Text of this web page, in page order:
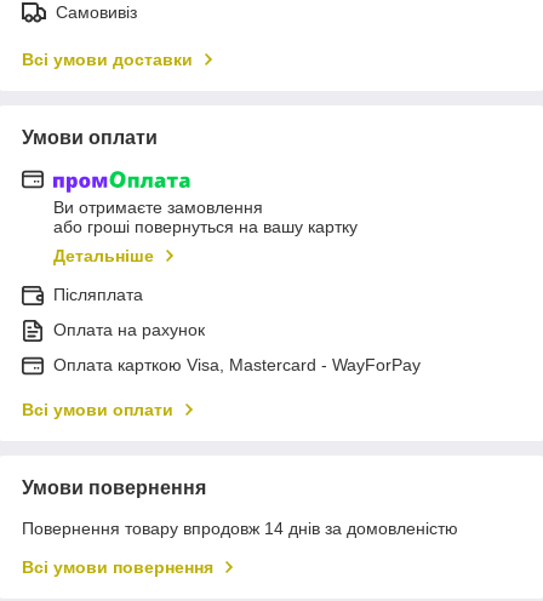
Самовивіз
Всі умови доставки
Умови оплати
Ви отримаєте замовлення
або гроші повернуться на вашу картку
Детальніше
Післяплата
Оплата на рахунок
Оплата карткою Visa, Mastercard - WayForPay
Всі умови оплати
Умови повернення
Повернення товару впродовж 14 днів за домовленістю
Всі умови повернення